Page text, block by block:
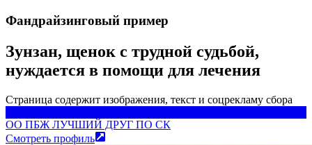
Фандрайзинговый пример
Зунзан, щенок с трудной судьбой,
нуждается в помощи для лечения
Страница содержит изображения, текст и соцрекламу сбора
ОО ПБЖ ЛУЧШИЙ ДРУГ ПО СК
Смотреть профиль